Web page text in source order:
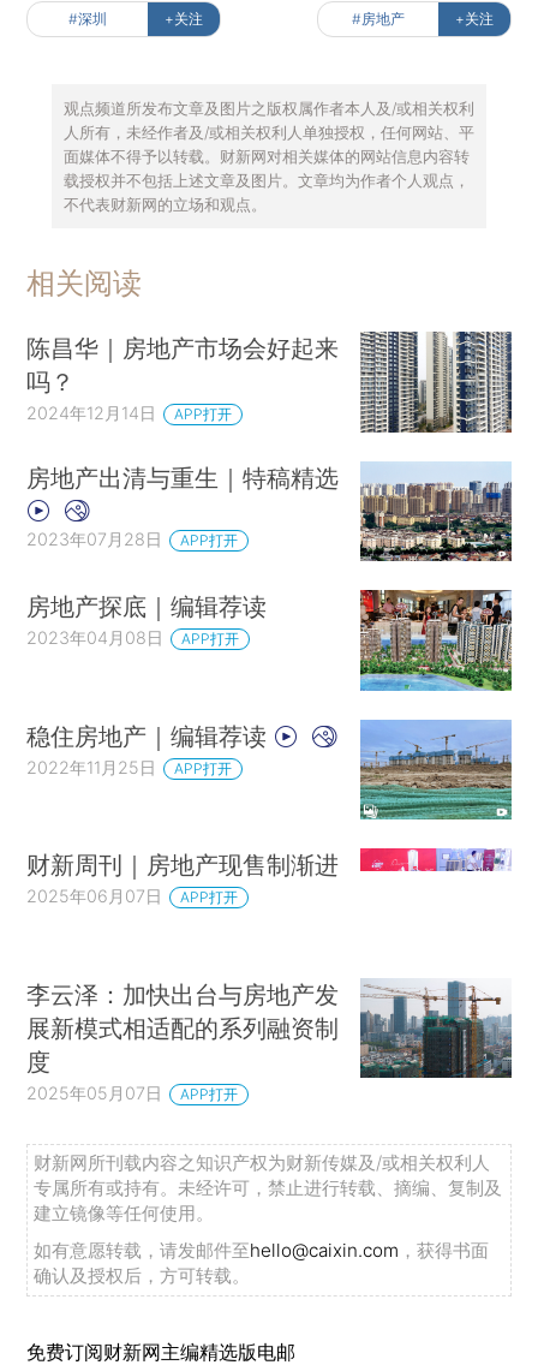
#深圳 +关注 #房地产 +关注
观点频道所发布文章及图片之版权属作者本人及/或相关权利
人所有，未经作者及/或相关权利人单独授权，任何网站、平
面媒体不得予以转载。财新网对相关媒体的网站信息内容转
载授权并不包括上述文章及图片。文章均为作者个人观点，
不代表财新网的立场和观点。
相关阅读
陈昌华｜房地产市场会好起来
吗？
2024年12月14日 APP打开
房地产出清与重生｜特稿精选
2023年07月28日 APP打开
房地产探底｜编辑荐读
2023年04月08日 APP打开
稳住房地产｜编辑荐读
2022年11月25日 APP打开
财新周刊｜房地产现售制渐进
2025年06月07日 APP打开
李云泽：加快出台与房地产发
展新模式相适配的系列融资制
度
2025年05月07日 APP打开
财新网所刊载内容之知识产权为财新传媒及/或相关权利人
专属所有或持有。未经许可，禁止进行转载、摘编、复制及
建立镜像等任何使用。
如有意愿转载，请发邮件至hello@caixin.com ，获得书面
确认及授权后，方可转载。
免费订阅财新网主编精选版电邮